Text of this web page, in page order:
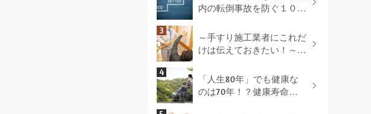
内の転倒事故を防ぐ１０の
～手すり施工業者にこれだ
けは伝えておきたい！～
る最適な方法とは！
「人生80年」でも健康な
のは70年！？健康寿命を